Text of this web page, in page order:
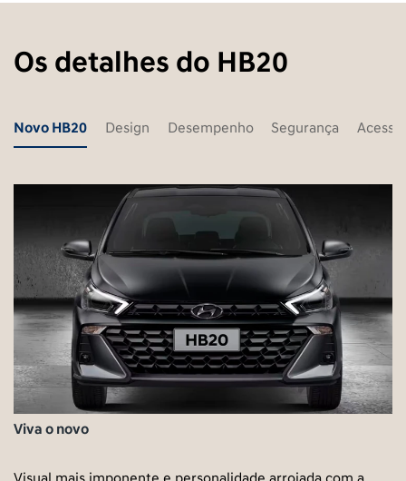
Os detalhes do HB20
Novo HB20 Design Desempenho Segurança
Viva o novo